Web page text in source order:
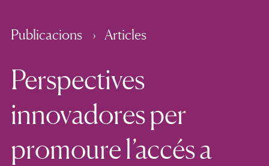
Publicacions Articles
Perspectives
innovadores per
promoure l’accés a